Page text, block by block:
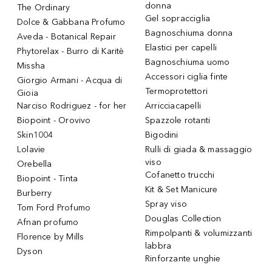
The Ordinary
Dolce & Gabbana Profumo
Aveda - Botanical Repair
Phytorelax - Burro di Karitè
Missha
Giorgio Armani - Acqua di
Gioia
Narciso Rodriguez - for her
Biopoint - Orovivo
Skin1004
Lolavie
Orebella
Biopoint - Tinta
Burberry
Tom Ford Profumo
Afnan profumo
Florence by Mills
Dyson
donna
Gel sopracciglia
Bagnoschiuma donna
Elastici per capelli
Bagnoschiuma uomo
Accessori ciglia finte
Termoprotettori
Arricciacapelli
Spazzole rotanti
Bigodini
Rulli di giada & massaggio
viso
Cofanetto trucchi
Kit & Set Manicure
Spray viso
Douglas Collection
Rimpolpanti & volumizzanti
labbra
Rinforzante unghie